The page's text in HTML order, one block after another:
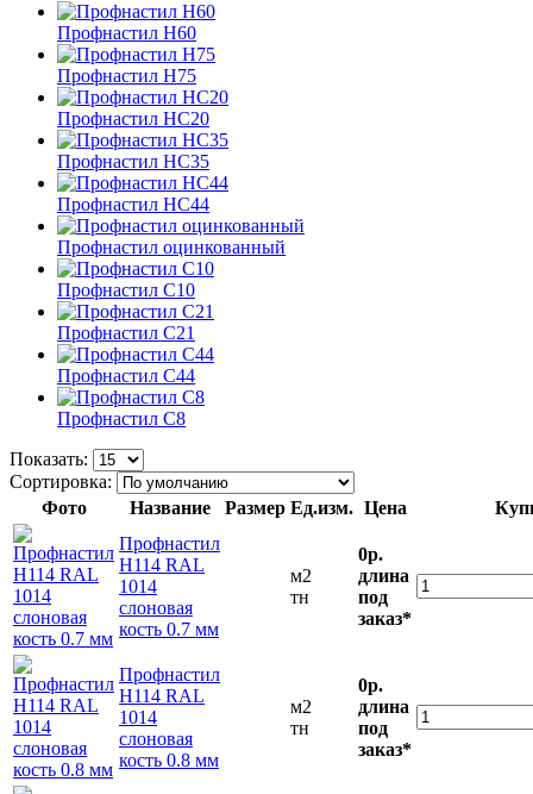
Профнастил Н60
Профнастил Н75
Профнастил НС20
Профнастил НС35
Профнастил НС44
Профнастил оцинкованный
Профнастил С10
Профнастил С21
Профнастил С44
Профнастил С8
Показать:
Сортировка:
Фото
Название Размер Ед.изм. Цена
Профнастил
Н114 RAL
1014
слоновая
кость 0.7 мм
м2
тн
0р.
длина
под
заказ*
Профнастил
Н114 RAL
1014
слоновая
кость 0.8 мм
м2
тн
0р.
длина
под
заказ*